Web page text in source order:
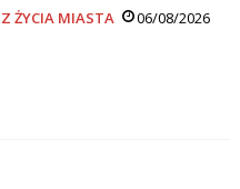
Z ŻYCIA MIASTA 06/08/2026